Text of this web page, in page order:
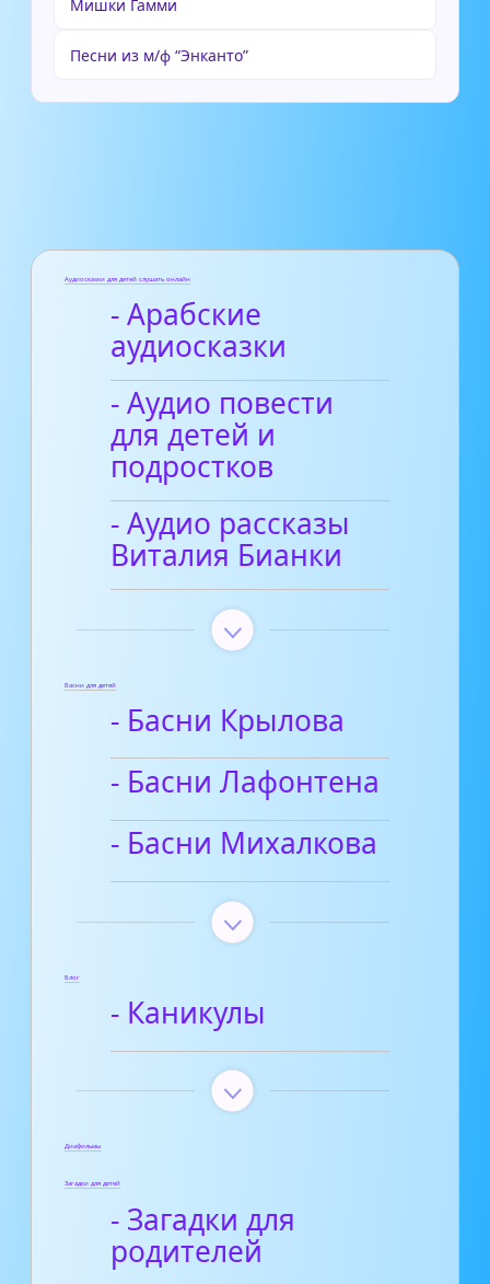
Мишки Гамми
Песни из м/ф “Энканто”
Аудиосказки для детей слушать онлайн
- Арабские
аудиосказки
- Аудио повести
для детей и
подростков
- Аудио рассказы
Виталия Бианки
Басни для детей
- Басни Крылова
- Басни Лафонтена
- Басни Михалкова
Блог
- Каникулы
Диафильмы
Загадки для детей
- Загадки для
родителей